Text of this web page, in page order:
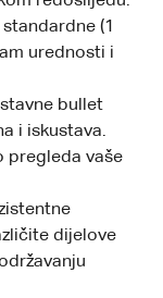
(1
urednosti i
bullet
i iskustava.
pregleda vaše
dijelove